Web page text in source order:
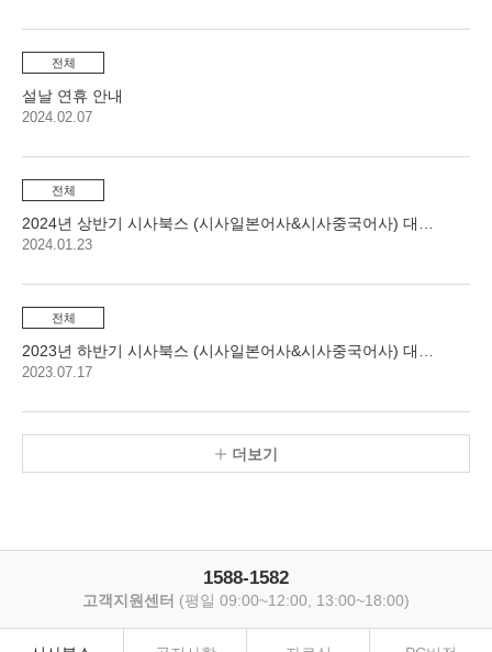
전체
설날 연휴 안내
2024.02.07
전체
2024.01.23
전체
2023.07.17
더보기
1588-1582
고객지원센터 (평일 09:00~12:00, 13:00~18:00)